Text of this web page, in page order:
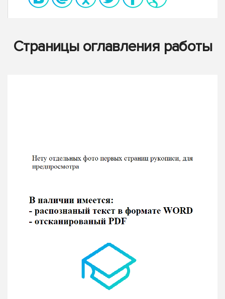
Страницы оглавления работы